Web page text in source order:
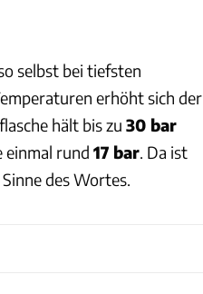
selbst bei tiefsten
erhöht sich der
hält bis zu 30 bar
einmal rund 17 bar . Da ist
des Wortes.